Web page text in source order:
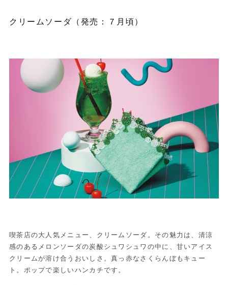
クリームソーダ（発売：７月頃）
喫茶店の大人気メニュー、クリームソーダ。その魅力は、清涼
感のあるメロンソーダの炭酸シュワシュワの中に、甘いアイス
クリームが溶け合うおいしさ。真っ赤なさくらんぼもキュー
ト。ポップで楽しいハンカチです。